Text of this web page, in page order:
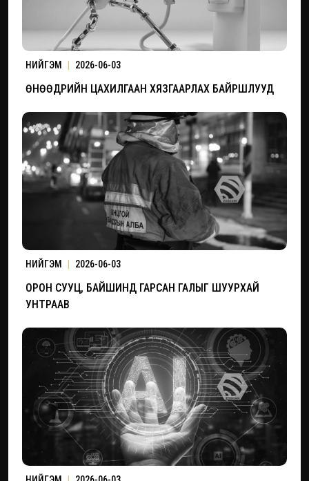
НИЙГЭМ 2026-06-03
ӨНӨӨДРИЙН ЦАХИЛГААН ХЯЗГААРЛАХ БАЙРШЛУУД
НИЙГЭМ 2026-06-03
ОРОН СУУЦ, БАЙШИНД ГАРСАН ГАЛЫГ ШУУРХАЙ
УНТРААВ